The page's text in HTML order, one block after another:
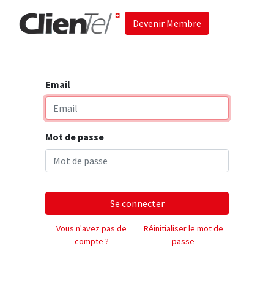
Devenir Membre
Email
Mot de passe
Se connecter
Vous n'avez pas de
compte ?
Réinitialiser le mot de
passe